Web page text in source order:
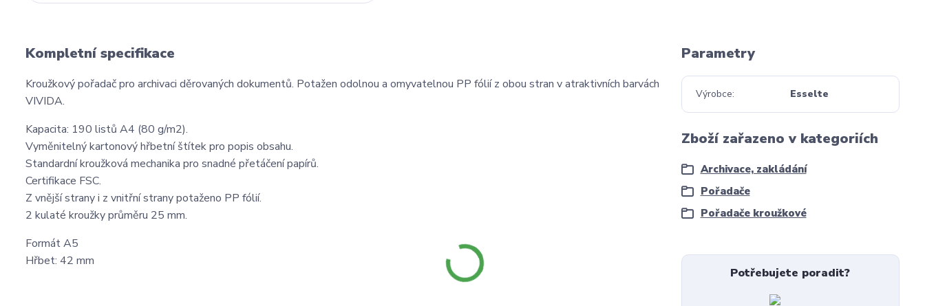
Kompletní specifikace
Kroužkový pořadač pro archivaci děrovaných dokumentů. Potažen odolnou a omyvatelnou PP fólií z obou stran v atraktivních barvách
VIVIDA.
Kapacita: 190 listů A4 (80 g/m2).
Vyměnitelný kartonový hřbetní štítek pro popis obsahu.
Standardní kroužková mechanika pro snadné přetáčení papírů.
Certifikace FSC.
Z vnější strany i z vnitřní strany potaženo PP fólií.
2 kulaté kroužky průměru 25 mm.
Formát A5
Hřbet: 42 mm
Parametry
Výrobce Esselte
Zboží zařazeno v kategoriích
Archivace, zakládání
Pořadače
Pořadače kroužkové
Potřebujete poradit?